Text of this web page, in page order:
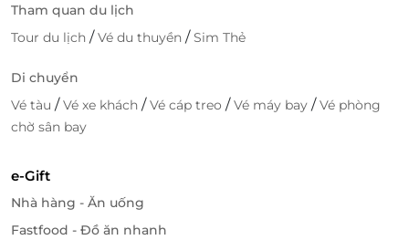
Nhanh tay mua voucher tại
dịch vụ hấp dẫn với mức giá cực ưu đãi!
Tham quan du lịch
Tour du lịch /Vé du thuyền /Sim Thẻ
Di chuyển
Vé tàu /Vé xe khách /Vé cáp treo /Vé máy bay /Vé phòng
chờ sân bay
e-Gift
Nhà hàng - Ăn uống
Fastfood - Đồ ăn nhanh